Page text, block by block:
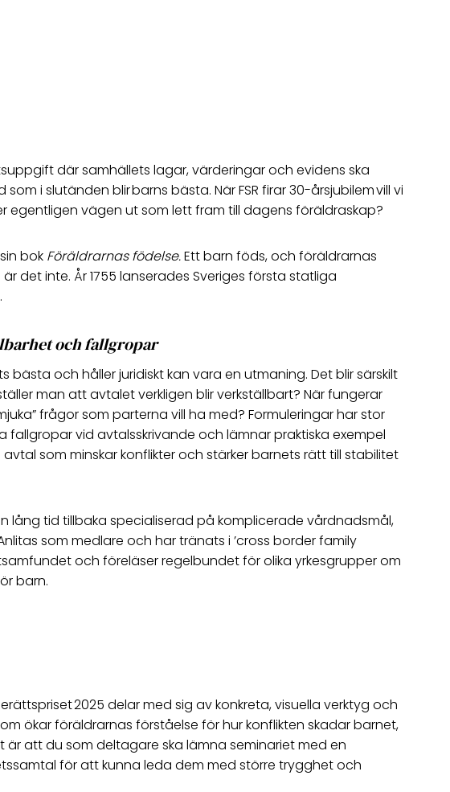
där samhällets lagar, värderingar och evidens ska
i slutänden blir barns bästa. När FSR firar 30-årsjubilem vill vi
egentligen vägen ut som lett fram till dagens föräldraskap?
bok Föräldrarnas födelse.Ett barn föds, och föräldrarnas
det inte. År 1755 lanserades Sveriges första statliga
och fallgropar
och håller juridiskt kan vara en utmaning. Det blir särskilt
man att avtalet verkligen blir verkställbart? När fungerar
frågor som parterna vill ha med? Formuleringar har stor
fallgropar vid avtalsskrivande och lämnar praktiska exempel
som minskar konflikter och stärker barnets rätt till stabilitet
lång tid tillbaka specialiserad på komplicerade vårdnadsmål,
som medlare och har tränats i ’cross border family
och föreläser regelbundet för olika yrkesgrupper om
barn.
2025 delar med sig av konkreta, visuella verktyg och
ökar föräldrarnas förståelse för hur konflikten skadar barnet,
att du som deltagare ska lämna seminariet med en
för att kunna leda dem med större trygghet och